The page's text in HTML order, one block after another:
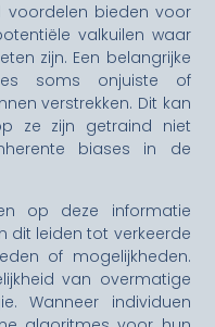
voordelen bieden voor
valkuilen waar
zijn. Een belangrijke
soms onjuiste of
verstrekken. Dit kan
ze zijn getraind niet
biases in de
op deze informatie
dit leiden tot verkeerde
of mogelijkheden.
van overmatige
Wanneer individuen